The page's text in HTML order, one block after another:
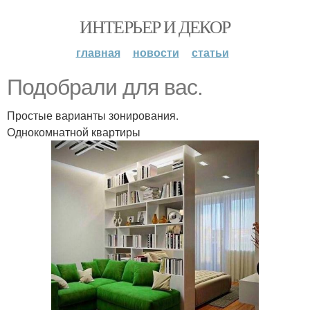
ИНТЕРЬЕР И ДЕКОР
главная новости статьи
Подобрали для вас.
Простые варианты зонирования.
Однокомнатной квартиры